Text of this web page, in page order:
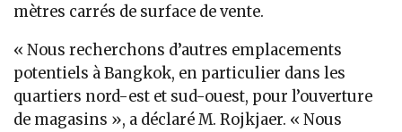
mètres carrés de surface de vente.
« Nous recherchons d’autres emplacements
potentiels à Bangkok, en particulier dans les
quartiers nord-est et sud-ouest, pour l’ouverture
de magasins », a déclaré M. Rojkjaer. « Nous